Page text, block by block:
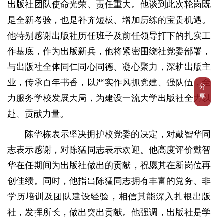
分
享
出版社团队使命光荣、责任重大。他谈到此次轮岗既
是全新考验，也是补齐短板、增加历练的宝贵机遇。
他特别感谢出版社历任班子及前任领导打下的扎实工
作基底，作为出版新兵，他将紧密围绕社党委部署，
与出版社全体同仁同心同德、凝心聚力，深耕出版主
业，传承百年书香，以严实作风抓党建、强队伍，全
力服务学校发展大局，为建设一流大学出版社全力以
赴、贡献力量。
陈华栋表示坚决拥护校党委的决定，对戴智华同
志表示感谢，对陈猛同志表示欢迎。他高度评价戴智
华在任期间为出版社做出的贡献，祝愿其在新岗位再
创佳绩。同时，他指出陈猛同志拥有丰富的党务、非
学历培训及团队建设经验，相信其能深入扎根出版
社，发挥所长，做出突出贡献。他强调，出版社是学